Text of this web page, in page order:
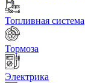
Топливная система
Тормоза
Электрика